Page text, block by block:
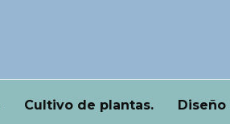
Cultivo de plantas. Diseño